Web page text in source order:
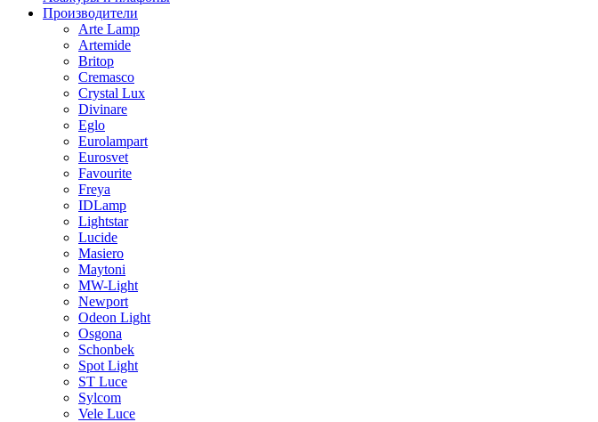
Производители
Arte Lamp
Artemide
Britop
Cremasco
Crystal Lux
Divinare
Eglo
Eurolampart
Eurosvet
Favourite
Freya
IDLamp
Lightstar
Lucide
Masiero
Maytoni
MW-Light
Newport
Odeon Light
Osgona
Schonbek
Spot Light
ST Luce
Sylcom
Vele Luce